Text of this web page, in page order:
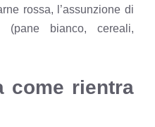
rossa, l’assunzione di
bianco, cereali,
come rientra